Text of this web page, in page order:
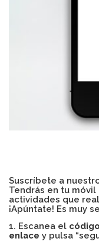
Suscríbete a
Tendrás en tu
actividades que
¡Apúntate! Es muy
1. Escanea el
enlace y pulsa